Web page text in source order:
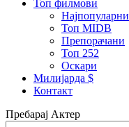
Топ филмови
Најпопуларни
Топ MIDB
Препорачани
Топ 252
Оскари
Милијарда $
Контакт
Пребарај Актер